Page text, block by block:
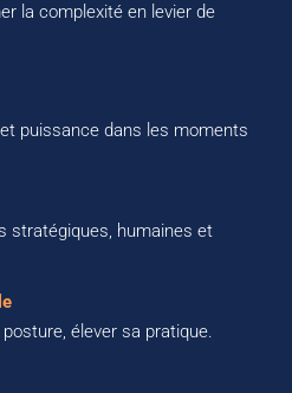
la complexité en levier de
puissance dans les moments
stratégiques, humaines et
élever sa pratique.